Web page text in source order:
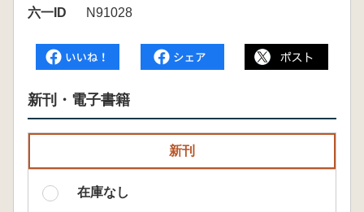
六一ID
N91028
新刊・電子書籍
新刊
在庫なし